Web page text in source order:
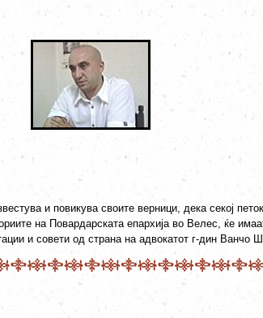
и повикува своите верници, дека секој
на Повардарската епархија во Велес, ќе
и совети од страна на адвокатот г-дин Ванчо